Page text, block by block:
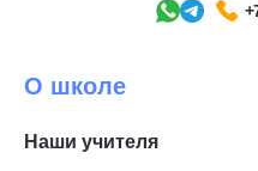
О школе
Наши учителя